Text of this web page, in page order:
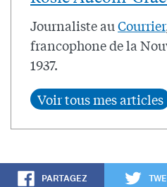
Journaliste auCourrier
francophone de la
1937.
PARTAGEZ